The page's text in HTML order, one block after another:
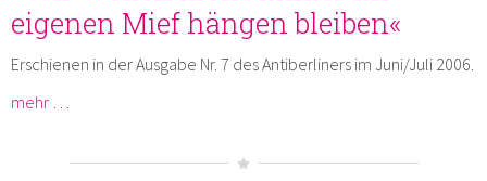
eigenen Mief hängen bleiben«
Erschienen in der Ausgabe Nr. 7 des Antiberliners im Juni/Juli 2006.
mehr …